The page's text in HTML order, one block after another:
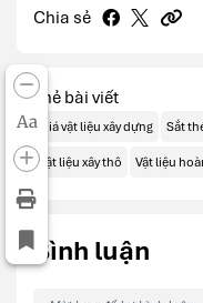
Aa
Chia sẻ
Thẻ bài viết
Giá vật liệu xây dựng Sắt
Vật liệu xây thô Vật liệu
Bình luận